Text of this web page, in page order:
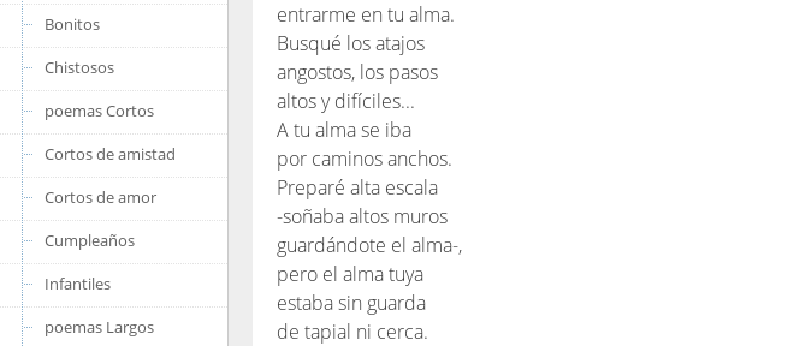
Bonitos
Chistosos
poemas Cortos
Cortos de amistad
Cortos de amor
Cumpleaños
Infantiles
poemas Largos
entrarme en tu alma.
Busqué los atajos
angostos, los pasos
altos y difíciles...
A tu alma se iba
por caminos anchos.
Preparé alta escala
-soñaba altos muros
guardándote el alma-,
pero el alma tuya
estaba sin guarda
de tapial ni cerca.